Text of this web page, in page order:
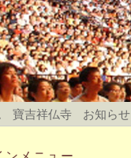
寶吉祥仏寺 お知らせ